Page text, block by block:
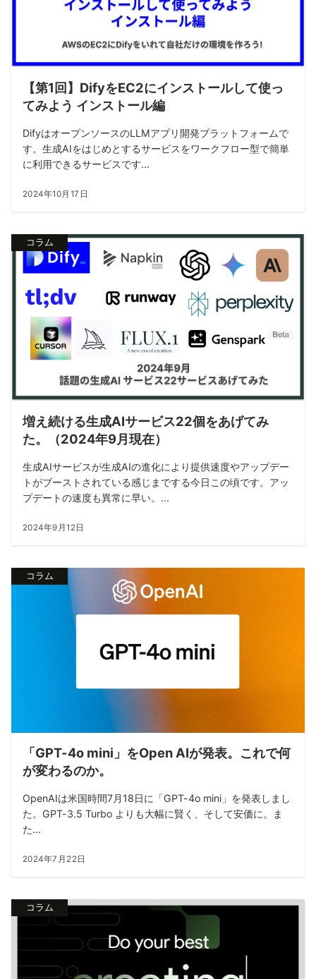
【第1回】DifyをEC2にインストールして使っ
てみよう インストール編
DifyはオープンソースのLLMアプリ開発プラットフォームで
す。生成AIをはじめとするサービスをワークフロー型で簡単
に利用できるサービスです...
2024年10月17日
コラム
増え続ける生成AIサービス22個をあげてみ
た。（2024年9月現在）
生成AIサービスが生成AIの進化により提供速度やアップデー
トがブーストされている感じまでする今日この頃です。アッ
プデートの速度も異常に早い。...
2024年9月12日
コラム
「GPT-4o mini」をOpen AIが発表。これで何
が変わるのか。
OpenAIは米国時間7月18日に「GPT-4o mini」を発表しまし
た。GPT-3.5 Turbo よりも大幅に賢く、そして安価に。ま
た...
2024年7月22日
コラム